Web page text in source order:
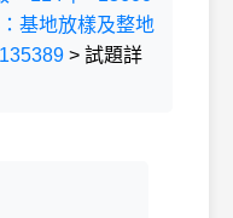
基地放樣及整地
> 試題詳